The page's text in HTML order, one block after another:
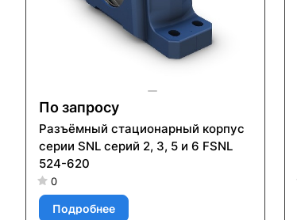
По запросу
Разъёмный стационарный корпус
серии SNL серий 2, 3, 5 и 6 FSNL
524-620
0
Подробнее